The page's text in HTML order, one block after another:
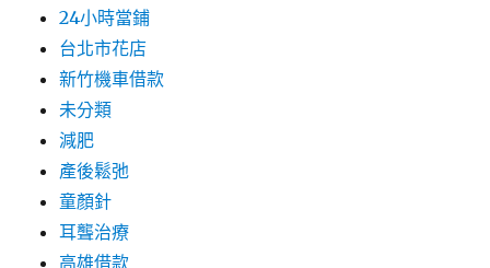
24小時當鋪
台北市花店
新竹機車借款
未分類
減肥
產後鬆弛
童顏針
耳聾治療
高雄借款